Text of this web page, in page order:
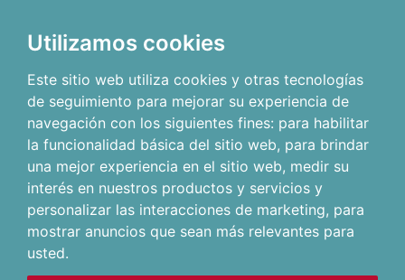
Utilizamos cookies
Este sitio web utiliza cookies y otras tecnologías
de seguimiento para mejorar su experiencia de
navegación con los siguientes fines: para habilitar
la funcionalidad básica del sitio web, para brindar
una mejor experiencia en el sitio web, medir su
interés en nuestros productos y servicios y
personalizar las interacciones de marketing, para
mostrar anuncios que sean más relevantes para
usted.